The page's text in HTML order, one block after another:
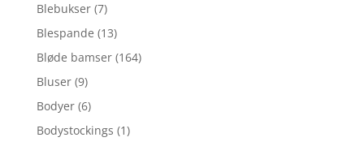
Blebukser (7)
Blespande (13)
Bløde bamser (164)
Bluser (9)
Bodyer (6)
Bodystockings (1)